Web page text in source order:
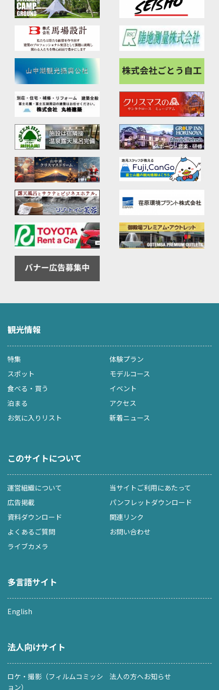
観光情報
特集
体験プラン
スポット
モデルコース
食べる・買う
イベント
泊まる
アクセス
お気に入りリスト
新着ニュース
このサイトについて
運営組織について
当サイトご利用にあたって
広告掲載
パンフレットダウンロード
資料ダウンロード
関連リンク
よくあるご質問
お問い合わせ
ライブカメラ
多言語サイト
English
法人向けサイト
ロケ・撮影（フィルムコミッシ
ョン）
法人の方へお知らせ